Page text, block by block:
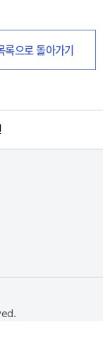
록으로 돌아가기